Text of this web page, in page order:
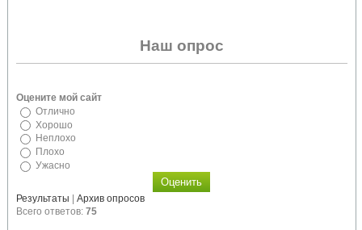
Наш опрос
Оцените мой сайт
Отлично
Хорошо
Неплохо
Плохо
Ужасно
Результаты | Архив опросов
Всего ответов: 75